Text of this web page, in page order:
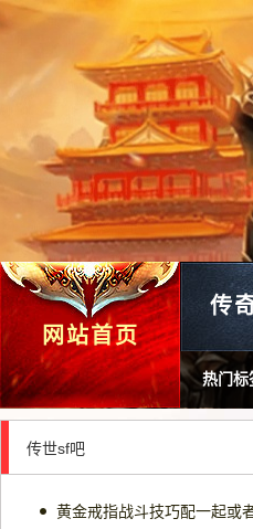
网站首页
传
热门标
传世sf吧
黄金戒指战斗技巧配一起或